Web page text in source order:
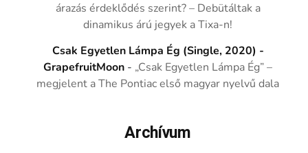
árazás érdeklődés szerint? – Debütáltak a
dinamikus árú jegyek a Tixa-n!
Csak Egyetlen Lámpa Ég (Single, 2020) -
GrapefruitMoon - „Csak Egyetlen Lámpa Ég” –
megjelent a The Pontiac első magyar nyelvű dala
Archívum